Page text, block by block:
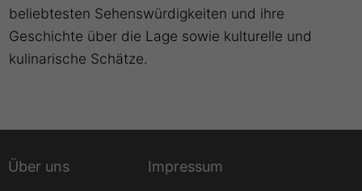
beliebtesten Sehenswürdigkeiten und ihre
Geschichte über die Lage sowie kulturelle und
kulinarische Schätze.
Über uns
Impressum